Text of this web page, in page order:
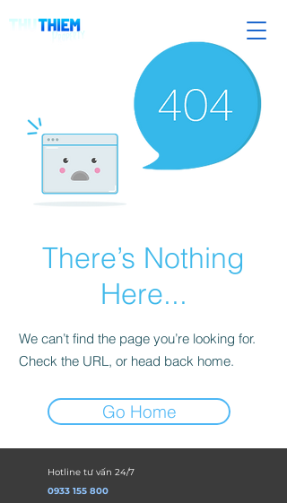
There’s Nothing
Here...
We can’t find the page you’re looking for.
Check the URL, or head back home.
Go Home
Hotline tư vấn 24/7
0933 155 800